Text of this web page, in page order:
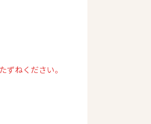
ねください。